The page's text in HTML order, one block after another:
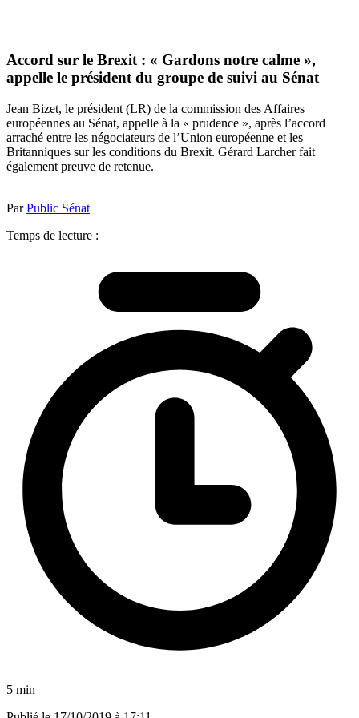
Accord sur le Brexit : « Gardons notre calme »,
appelle le président du groupe de suivi au Sénat
Jean Bizet, le président (LR) de la commission des Affaires
européennes au Sénat, appelle à la « prudence », après l’accord
arraché entre les négociateurs de l’Union européenne et les
Britanniques sur les conditions du Brexit. Gérard Larcher fait
également preuve de retenue.
ParPublic Sénat
Temps de lecture :
5 min